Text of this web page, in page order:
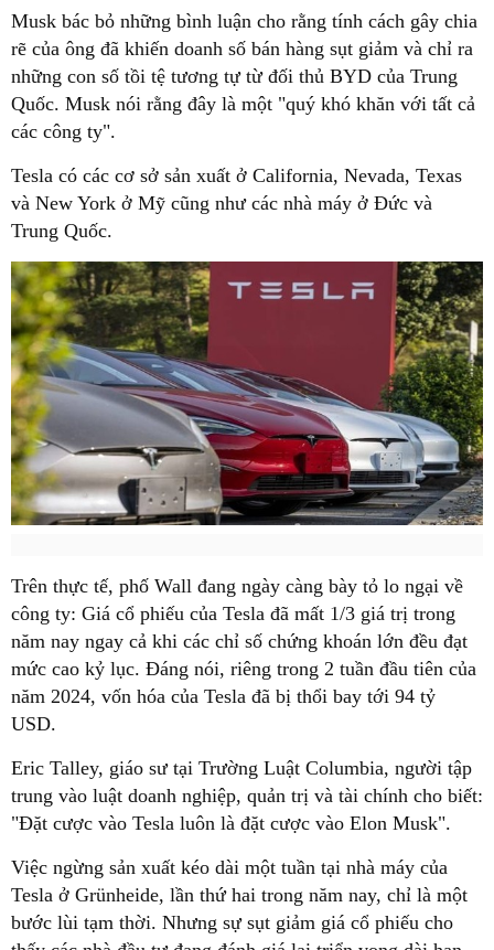
Musk bác bỏ những bình luận cho rằng tính cách gây chia
rẽ của ông đã khiến doanh số bán hàng sụt giảm và chỉ ra
những con số tồi tệ tương tự từ đối thủ BYD của Trung
Quốc. Musk nói rằng đây là một "quý khó khăn với tất cả
các công ty".
Tesla có các cơ sở sản xuất ở California, Nevada, Texas
và New York ở Mỹ cũng như các nhà máy ở Đức và
Trung Quốc.
Trên thực tế, phố Wall đang ngày càng bày tỏ lo ngại về
công ty: Giá cổ phiếu của Tesla đã mất 1/3 giá trị trong
năm nay ngay cả khi các chỉ số chứng khoán lớn đều đạt
mức cao kỷ lục. Đáng nói, riêng trong 2 tuần đầu tiên của
năm 2024, vốn hóa của Tesla đã bị thổi bay tới 94 tỷ
USD.
Eric Talley, giáo sư tại Trường Luật Columbia, người tập
trung vào luật doanh nghiệp, quản trị và tài chính cho biết:
"Đặt cược vào Tesla luôn là đặt cược vào Elon Musk".
Việc ngừng sản xuất kéo dài một tuần tại nhà máy của
Tesla ở Grünheide, lần thứ hai trong năm nay, chỉ là một
bước lùi tạm thời. Nhưng sự sụt giảm giá cổ phiếu cho